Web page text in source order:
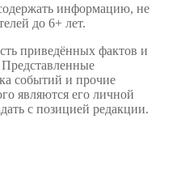
информацию, не
до 6+ лет.
приведённых фактов и
событий и прочие
являются его личной
с позицией редакции.